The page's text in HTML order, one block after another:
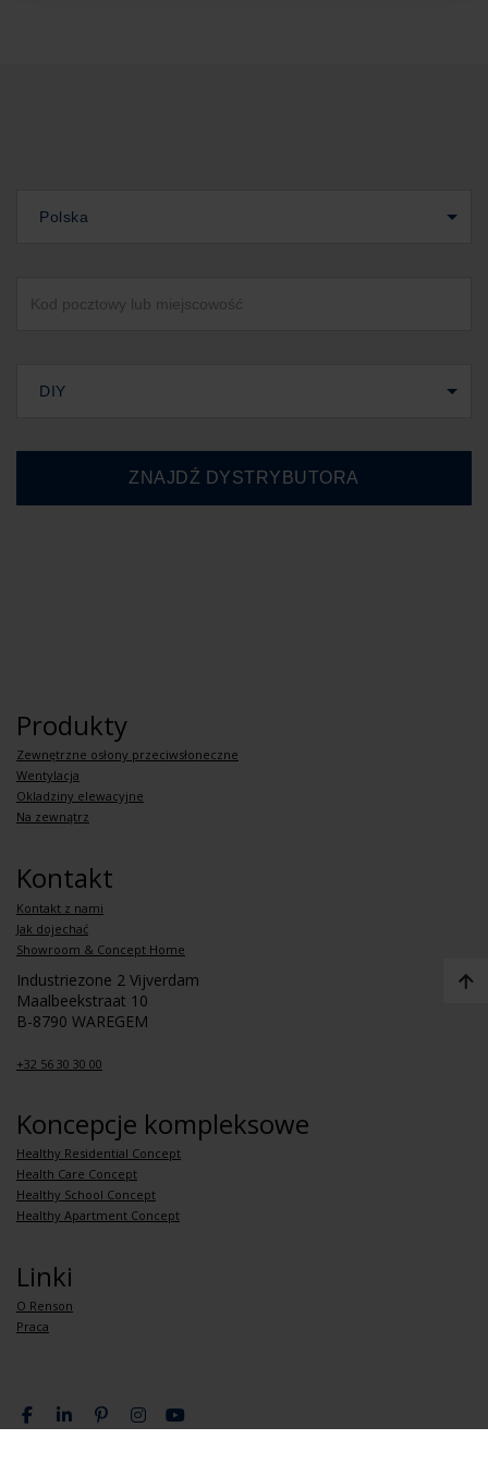
Polska
DIY
Produkty
Zewnętrzne osłony przeciwsłoneczne
Wentylacja
Okladziny elewacyjne
Na zewnątrz
Kontakt
Kontakt z nami
Jak dojechać
Showroom & Concept Home
Industriezone 2 Vijverdam
Maalbeekstraat 10
B-8790 WAREGEM
+32 56 30 30 00
Koncepcje kompleksowe
Healthy Residential Concept
Health Care Concept
Healthy School Concept
Healthy Apartment Concept
Linki
O Renson
Praca